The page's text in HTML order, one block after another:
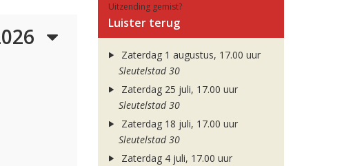
Uitzending gemist?
Luister terug
Zaterdag 1 augustus, 17.00 uur
Sleutelstad 30
Zaterdag 25 juli, 17.00 uur
Sleutelstad 30
Zaterdag 18 juli, 17.00 uur
Sleutelstad 30
Zaterdag 4 juli, 17.00 uur